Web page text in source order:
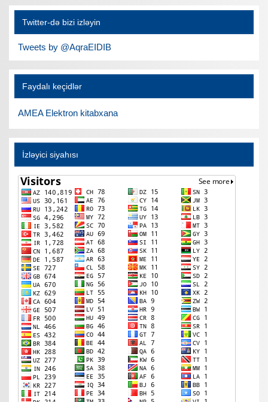
Twitter-də bizi izləyin
Tweets by @AqraEIDIB
Faydalı keçidlər
AMEA Elektron kitabxana
İzləyici siyahısı